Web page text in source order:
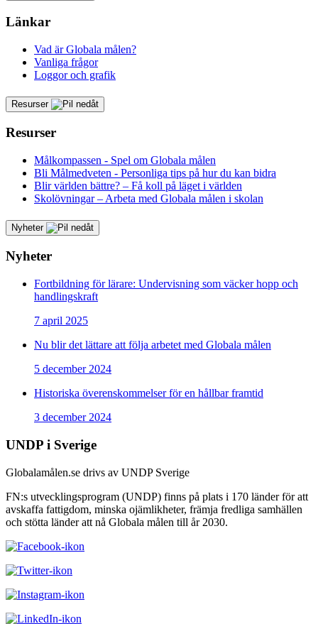
Länkar
Vad är Globala målen?
Vanliga frågor
Loggor och grafik
Resurser
Resurser
Målkompassen - Spel om Globala målen
Bli Målmedveten - Personliga tips på hur du kan bidra
Blir världen bättre? – Få koll på läget i världen
Skolövningar – Arbeta med Globala målen i skolan
Nyheter
Nyheter
Fortbildning för lärare: Undervisning som väcker hopp och
handlingskraft
7 april 2025
Nu blir det lättare att följa arbetet med Globala målen
5 december 2024
Historiska överenskommelser för en hållbar framtid
3 december 2024
UNDP i Sverige
Globalamålen.se drivs av UNDP Sverige
FN:s utvecklingsprogram (UNDP) finns på plats i 170 länder för att
avskaffa fattigdom, minska ojämlikheter, främja fredliga samhällen
och stötta länder att nå Globala målen till år 2030.